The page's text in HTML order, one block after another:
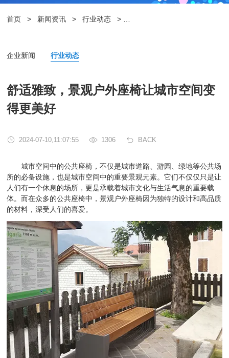
首页 > 新闻资讯 > 行业动态 >
企业新闻 行业动态
舒适雅致，景观户外座椅让城市空间变
得更美好
2024-07-10,11:07:55 1306 BACK
城市空间中的公共座椅，不仅是城市道路、游园、绿地等公共场
所的必备设施，也是城市空间中的重要景观元素。它们不仅仅只是让
人们有一个休息的场所，更是承载着城市文化与生活气息的重要载
体。而在众多的公共座椅中，景观户外座椅因为独特的设计和高品质
的材料，深受人们的喜爱。